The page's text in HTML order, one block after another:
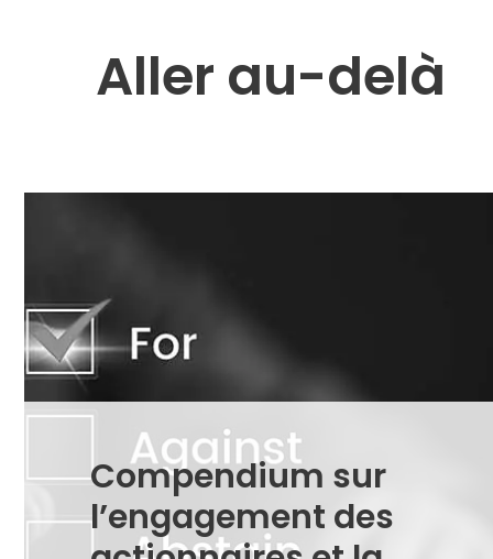
Aller au-delà
Compendium sur
l’engagement des